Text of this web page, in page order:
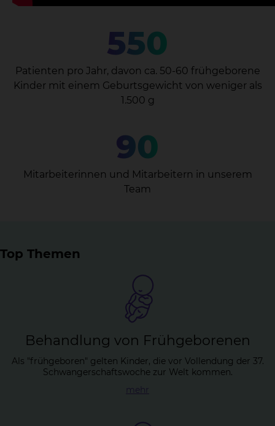
550
Patienten pro Jahr, davon ca. 50-60 frühgeborene
Kinder mit einem Geburtsgewicht von weniger als
1.500 g
90
Mitarbeiterinnen und Mitarbeitern in unserem
Team
Top Themen
Be­hand­lung von Früh­ge­bo­re­nen
Als "frühgeboren" gelten Kinder, die vor Vollendung der 37.
Schwangerschaftswoche zur Welt kommen.
mehr